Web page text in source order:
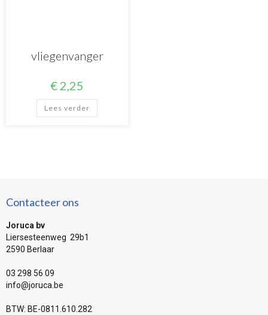
vliegenvanger
€ 2,25
Lees verder
Contacteer ons
Joruca bv
Liersesteenweg 29b1
2590 Berlaar
03 298 56 09
info@joruca.be
BTW: BE-0811.610.282